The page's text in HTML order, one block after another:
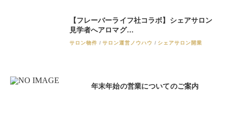
【フレーバーライフ社コラボ】シェアサロン
見学者へアロマグ…
サロン物件 サロン運営ノウハウ シェアサロン開業
年末年始の営業についてのご案内